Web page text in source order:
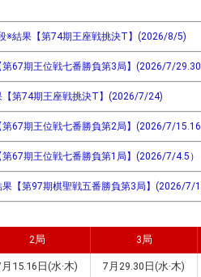
※結果【第74期王座戦挑決T】(2026/8/5)
67期王位戦七番勝負第3局】(2026/7/29.30
第74期王座戦挑決T】(2026/7/24)
67期王位戦七番勝負第2局】(2026/7/15.16
67期王位戦七番勝負第1局】(2026/7/4.5）
【第97期棋聖戦五番勝負第3局】(2026/7/1
2局 3局
15.16日(水·木)
7月29.30日(水·木)